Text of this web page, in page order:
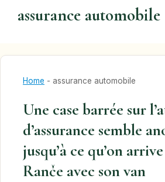
assurance automobile
Home - assurance automobile
Une case barrée sur
d’assurance semble
jusqu’à ce qu’on
Ranče avec son van